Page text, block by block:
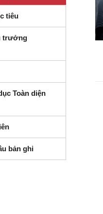
tiêu
trưởng
Toàn diện
bản ghi(mở trong cửa sổ